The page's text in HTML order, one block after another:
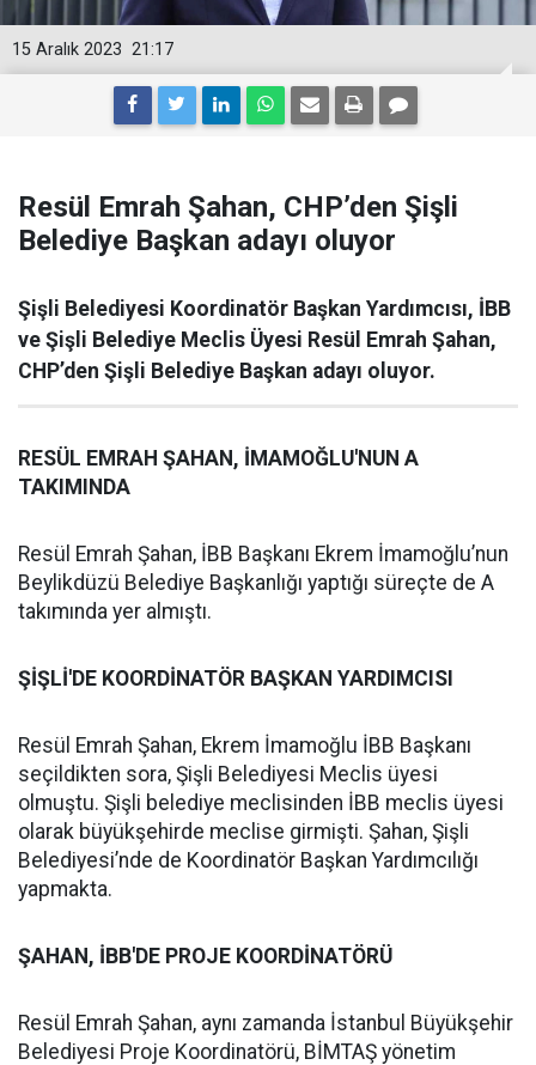
21:17
15 Aralık 2023
Resül Emrah Şahan, CHP’den Şişli
Belediye Başkan adayı oluyor
Şişli Belediyesi Koordinatör Başkan Yardımcısı, İBB
ve Şişli Belediye Meclis Üyesi Resül Emrah Şahan,
CHP’den Şişli Belediye Başkan adayı oluyor.
RESÜL EMRAH ŞAHAN, İMAMOĞLU'NUN A
TAKIMINDA
Resül Emrah Şahan, İBB Başkanı Ekrem İmamoğlu’nun
Beylikdüzü Belediye Başkanlığı yaptığı süreçte de A
takımında yer almıştı.
ŞİŞLİ'DE KOORDİNATÖR BAŞKAN YARDIMCISI
Resül Emrah Şahan, Ekrem İmamoğlu İBB Başkanı
seçildikten sora, Şişli Belediyesi Meclis üyesi
olmuştu. Şişli belediye meclisinden İBB meclis üyesi
olarak büyükşehirde meclise girmişti. Şahan, Şişli
Belediyesi’nde de Koordinatör Başkan Yardımcılığı
yapmakta.
ŞAHAN, İBB'DE PROJE KOORDİNATÖRÜ
Resül Emrah Şahan, aynı zamanda İstanbul Büyükşehir
Belediyesi Proje Koordinatörü, BİMTAŞ yönetim